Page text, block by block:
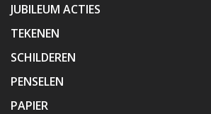
JUBILEUM ACTIES
TEKENEN
SCHILDEREN
PENSELEN
PAPIER